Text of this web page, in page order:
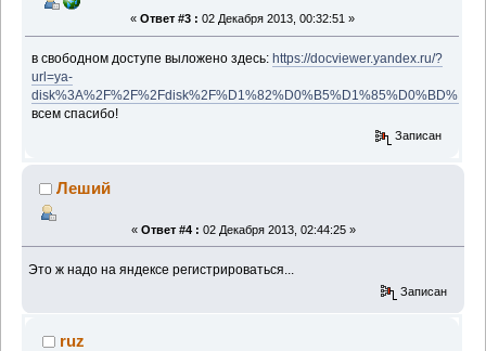
« Ответ #3 : 02 Декабря 2013, 00:32:51 »
в свободном доступе выложено здесь: https://docviewer.yandex.ru/?
url=ya-
всем спасибо!
Записан
Леший
« Ответ #4 : 02 Декабря 2013, 02:44:25 »
Это ж надо на яндексе регистрироваться...
Записан
ruz